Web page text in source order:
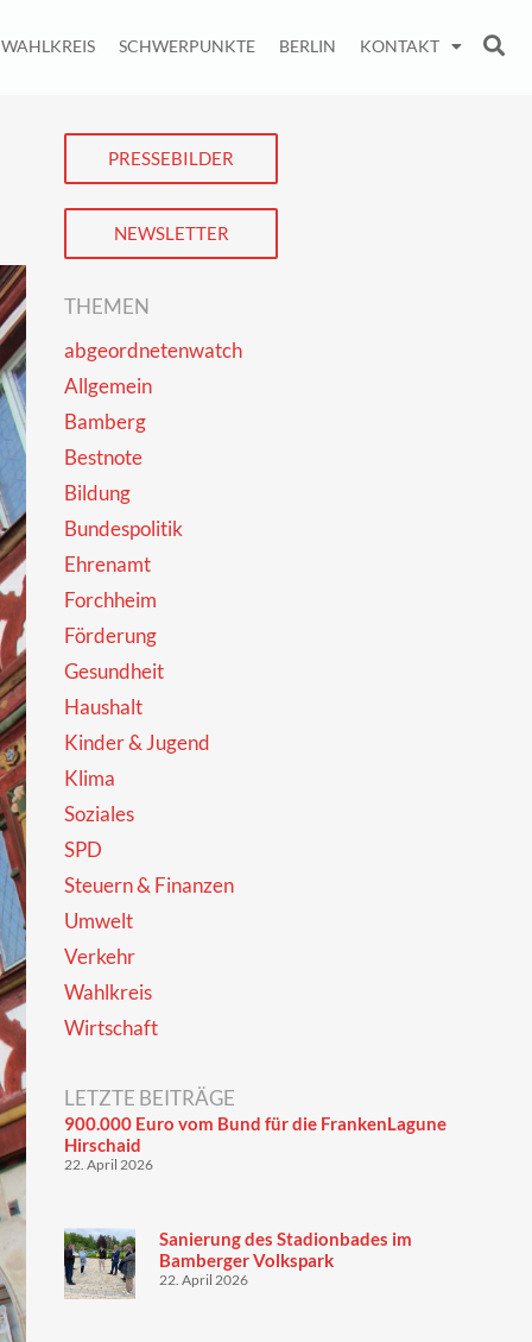
WAHLKREIS SCHWERPUNKTE BERLIN KONTAKT
PRESSEBILDER
NEWSLETTER
THEMEN
abgeordnetenwatch
Allgemein
Bamberg
Bestnote
Bildung
Bundespolitik
Ehrenamt
Forchheim
Förderung
Gesundheit
Haushalt
Kinder & Jugend
Klima
Soziales
SPD
Steuern & Finanzen
Umwelt
Verkehr
Wahlkreis
Wirtschaft
LETZTE BEITRÄGE
900.000 Euro vom Bund für die FrankenLagune
Hirschaid
22. April 2026
Sanierung des Stadionbades im
Bamberger Volkspark
22. April 2026